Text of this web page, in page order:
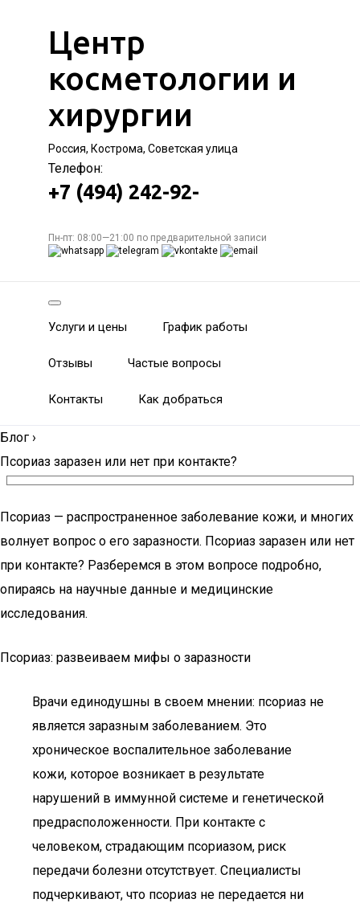
Центр
косметологии и
хирургии
Россия, Кострома, Советская улица
Телефон:
+7 (494) 242-92-
Пн-пт: 08:00—21:00 по предварительной записи
Услуги и цены График работы
Отзывы Частые вопросы
Контакты Как добраться
Блог ›
Псориаз заразен или нет при контакте?
Псориаз — распространенное заболевание кожи, и многих
волнует вопрос о его заразности. Псориаз заразен или нет
при контакте? Разберемся в этом вопросе подробно,
опираясь на научные данные и медицинские
исследования.
Псориаз: развеиваем мифы о заразности
Врачи единодушны в своем мнении: псориаз не
является заразным заболеванием. Это
хроническое воспалительное заболевание
кожи, которое возникает в результате
нарушений в иммунной системе и генетической
предрасположенности. При контакте с
человеком, страдающим псориазом, риск
передачи болезни отсутствует. Специалисты
подчеркивают, что псориаз не передается ни